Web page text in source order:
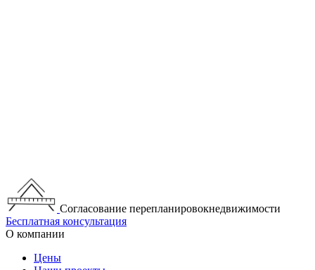
Согласование перепланировокнедвижимости
Бесплатная консультация
О компании
Цены